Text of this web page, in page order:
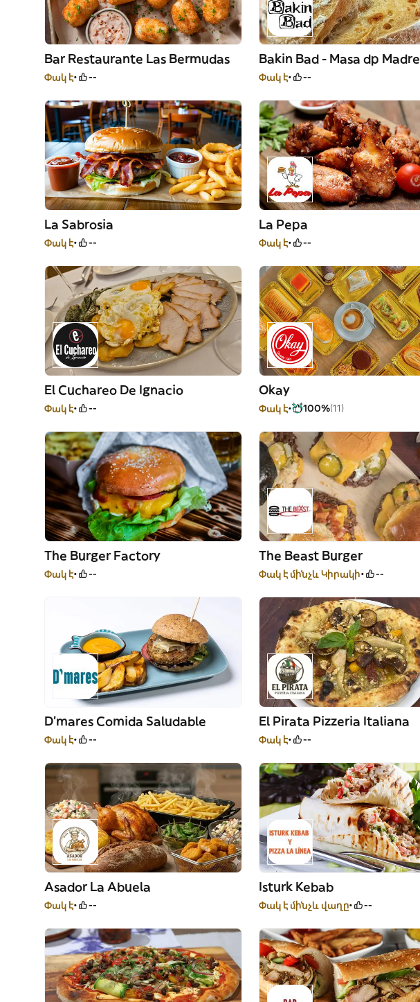
Bar Restaurante Las Bermudas
Փակ է --
Bakin Bad - Masa dp Madre
Փակ է --
La Sabrosia
Փակ է --
La Pepa
Փակ է --
El Cuchareo De Ignacio
Փակ է --
Okay
Փակ է 100%(11)
The Burger Factory
Փակ է --
The Beast Burger
Փակ է մինչև Կիրակի --
D'mares Comida Saludable
Փակ է --
El Pirata Pizzeria Italiana
Փակ է --
Asador La Abuela
Փակ է --
Isturk Kebab
Փակ է մինչև վաղը --